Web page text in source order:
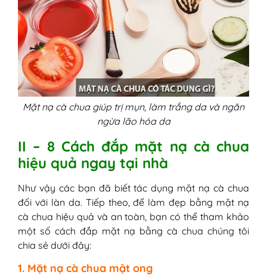
Mặt nạ cà chua giúp trị mụn, làm trắng da và ngăn
ngừa lão hóa da
II – 8 Cách đắp mặt nạ cà chua
hiệu quả ngay tại nhà
Như vậy các bạn đã biết tác dụng mặt nạ cà chua
đối với làn da. Tiếp theo, để làm đẹp bằng mặt nạ
cà chua hiệu quả và an toàn, bạn có thể tham khảo
một số cách đắp mặt nạ bằng cà chua chúng tôi
chia sẻ dưới đây:
1. Mặt nạ cà chua mật ong